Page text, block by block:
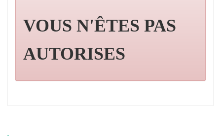
VOUS N'ÊTES PAS
AUTORISES